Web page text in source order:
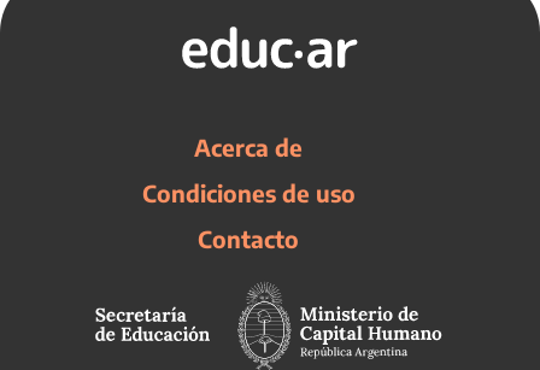
Acerca de
Condiciones de uso
Contacto